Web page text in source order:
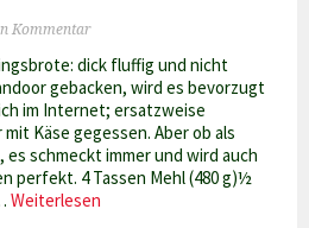
Kommentar
dick fluffig und nicht
gebacken, wird es bevorzugt
im Internet; ersatzweise
Käse gegessen. Aber ob als
es schmeckt immer und wird auch
perfekt. 4 Tassen Mehl (480 g)½
Weiterlesen